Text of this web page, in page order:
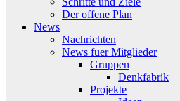
Der offene Plan
News
Nachrichten
News fuer Mitglieder
Gruppen
Denkfabrik
Projekte